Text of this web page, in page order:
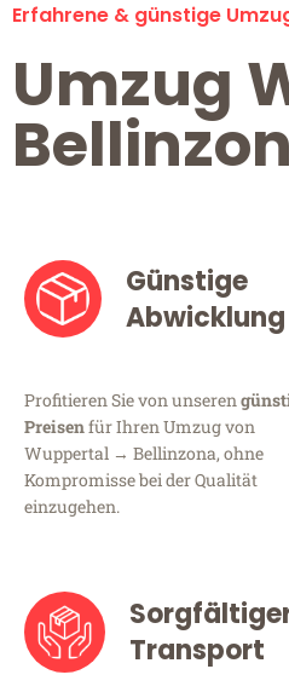
Erfahrene & günstige
Umzug
Günstige
Abwicklung
Profitieren Sie von unseren
Preisenfür Ihren Umzug von
Wuppertal → Bellinzona, ohne
Kompromisse bei der Qualität
einzugehen.
Transport